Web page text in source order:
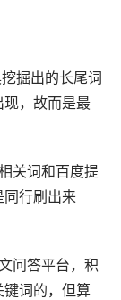
掘出的长尾词
现，故而是最
关词和百度提
同行刷出来
问答平台，积
键词的，但算